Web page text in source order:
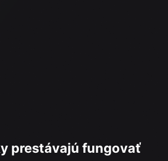
prestávajú fungovať